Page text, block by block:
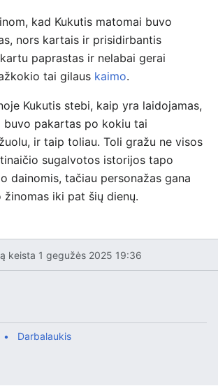
kad Kukutis matomai buvo
nors kartais ir prisidirbantis
paprastas ir nelabai gerai
tai gilaus kaimo.
Kukutis stebi, kaip yra laidojamas,
buvo pakartas po kokiu tai
ir taip toliau. Toli gražu ne visos
sugalvotos istorijos tapo
dainomis, tačiau personažas gana
iki pat šių dienų.
keista 1 gegužės 2025 19:36
Darbalaukis